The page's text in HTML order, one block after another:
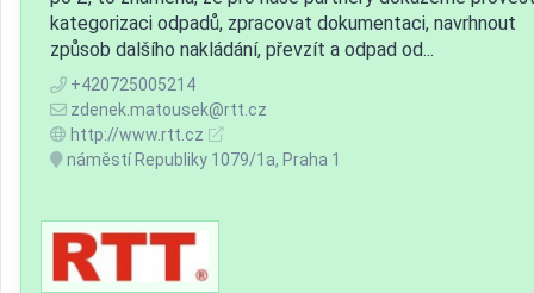
kategorizaci odpadů, zpracovat dokumentaci, navrhnout
způsob dalšího nakládání, převzít a odpad od...
+420725005214
zdenek.matousek@rtt.cz
http://www.rtt.cz
náměstí Republiky 1079/1a, Praha 1